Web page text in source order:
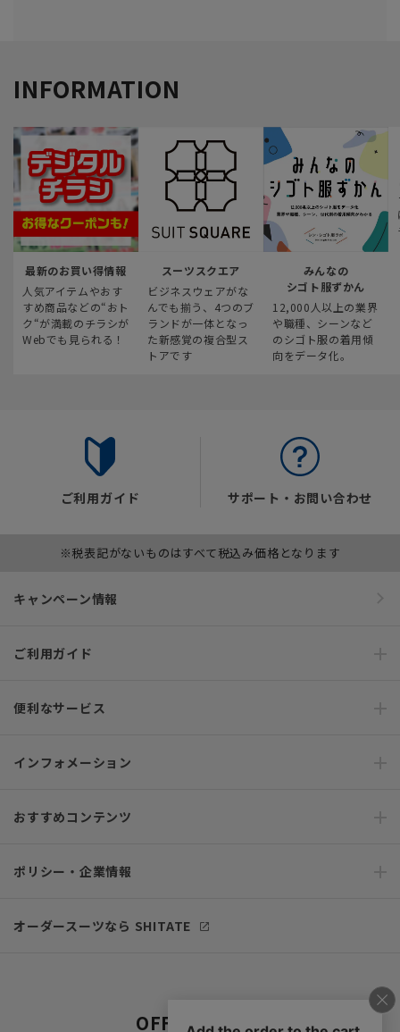
INFORMATION
最新のお買い得情報
人気アイテムやおす
すめ商品などの“おト
ク“が満載のチラシが
Webでも見られる！
スーツスクエア
ビジネスウェアがな
んでも揃う、4つのブ
ランドが一体となっ
た新感覚の複合型ス
トアです
みんなの
シゴト服ずかん
12,000人以上の業界
や職種、シーンなど
のシゴト服の着用傾
向をデータ化。
ご利用ガイド サポート・お問い合わせ
※税表記がないものはすべて税込み価格となります
キャンペーン情報
ご利用ガイド
便利なサービス
インフォメーション
おすすめコンテンツ
ポリシー・企業情報
オーダースーツなら SHITATE
OFFICIAL SNS